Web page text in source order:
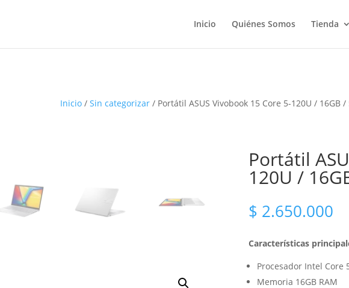
Inicio Quiénes Somos Tienda
Inicio/ Sin categorizar/ Portátil ASUS Vivobook 15 Core 5-120U / 16GB /
Portátil
120U /
$ 2.650.000
Características
Procesador Intel Core
Memoria 16GB RAM